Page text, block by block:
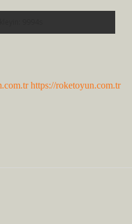
https://roketoyun.com.tr